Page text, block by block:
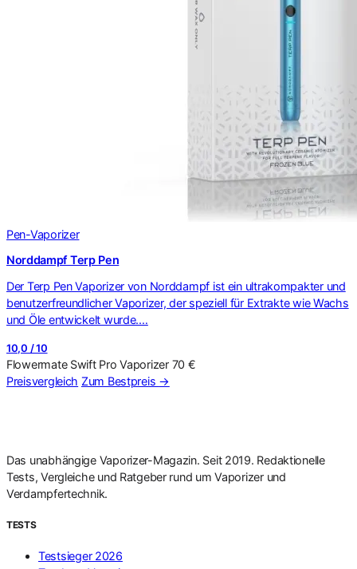
Pen-Vaporizer
Norddampf Terp Pen
Der Terp Pen Vaporizer von Norddampf ist ein ultrakompakter und
benutzerfreundlicher Vaporizer, der speziell für Extrakte wie Wachs
und Öle entwickelt wurde.…
10,0 / 10
Flowermate Swift Pro Vaporizer 70 €
Preisvergleich Zum Bestpreis →
Das unabhängige Vaporizer-Magazin. Seit 2019. Redaktionelle
Tests, Vergleiche und Ratgeber rund um Vaporizer und
Verdampfertechnik.
TESTS
Testsieger 2026